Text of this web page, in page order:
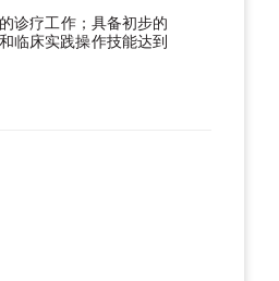
诊疗工作；具备初步的
临床实践操作技能达到